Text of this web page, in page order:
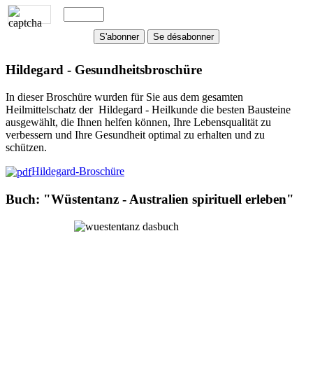
Hildegard - Gesundheitsbroschüre
In dieser Broschüre wurden für Sie aus dem gesamten
Heilmittelschatz der Hildegard - Heilkunde die besten Bausteine
ausgewählt, die Ihnen helfen können, Ihre Lebensqualität zu
verbessern und Ihre Gesundheit optimal zu erhalten und zu
schützen.
Hildegard-Broschüre
Buch: "Wüstentanz - Australien spirituell erleben"